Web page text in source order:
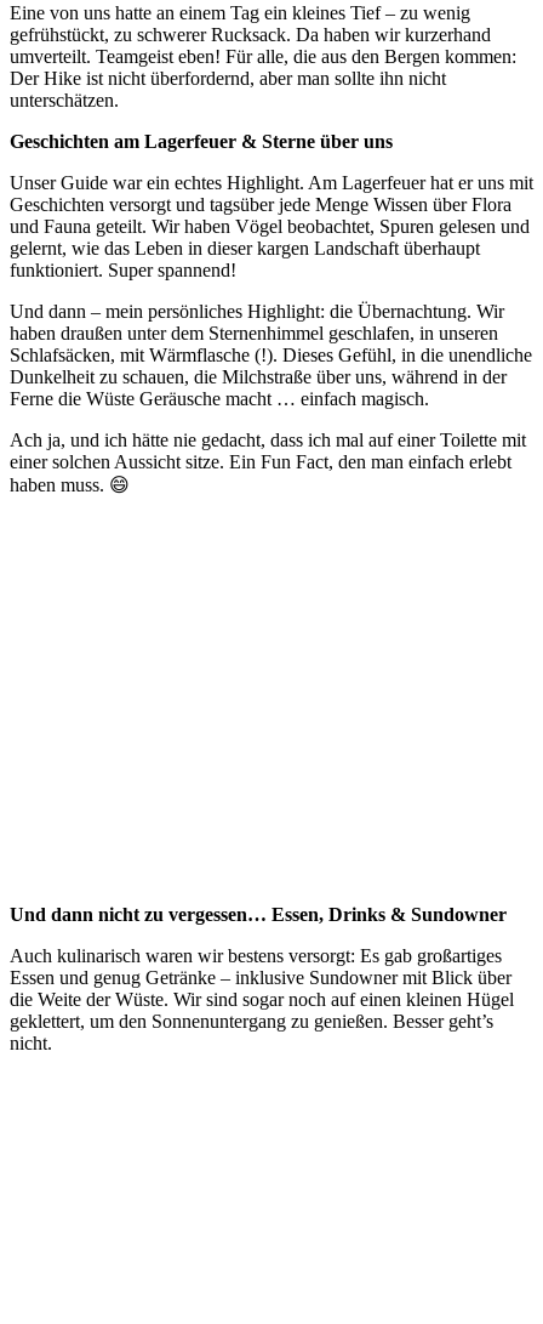
Eine von uns hatte an einem Tag ein kleines Tief – zu wenig
gefrühstückt, zu schwerer Rucksack. Da haben wir kurzerhand
umverteilt. Teamgeist eben! Für alle, die aus den Bergen kommen:
Der Hike ist nicht überfordernd, aber man sollte ihn nicht
unterschätzen.
Geschichten am Lagerfeuer & Sterne über uns
Unser Guide war ein echtes Highlight. Am Lagerfeuer hat er uns mit
Geschichten versorgt und tagsüber jede Menge Wissen über Flora
und Fauna geteilt. Wir haben Vögel beobachtet, Spuren gelesen und
gelernt, wie das Leben in dieser kargen Landschaft überhaupt
funktioniert. Super spannend!
Und dann – mein persönliches Highlight: die Übernachtung. Wir
haben draußen unter dem Sternenhimmel geschlafen, in unseren
Schlafsäcken, mit Wärmflasche (!). Dieses Gefühl, in die unendliche
Dunkelheit zu schauen, die Milchstraße über uns, während in der
Ferne die Wüste Geräusche macht … einfach magisch.
Ach ja, und ich hätte nie gedacht, dass ich mal auf einer Toilette mit
einer solchen Aussicht sitze. Ein Fun Fact, den man einfach erlebt
haben muss. 😄
Und dann nicht zu vergessen… Essen, Drinks & Sundowner
Auch kulinarisch waren wir bestens versorgt: Es gab großartiges
Essen und genug Getränke – inklusive Sundowner mit Blick über
die Weite der Wüste. Wir sind sogar noch auf einen kleinen Hügel
geklettert, um den Sonnenuntergang zu genießen. Besser geht’s
nicht.